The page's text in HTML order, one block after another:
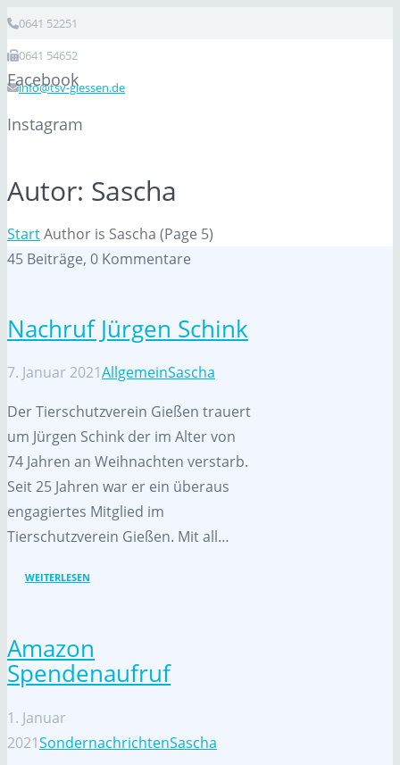
0641 52251
0641 54652
info@tsv-giessen.de
Facebook
Instagram
Autor: Sascha
StartAuthor is Sascha (Page 5)
45 Beiträge, 0 Kommentare
Nachruf Jürgen Schink
7. Januar 2021AllgemeinSascha
Der Tierschutzverein Gießen trauert
um Jürgen Schink der im Alter von
74 Jahren an Weihnachten verstarb.
Seit 25 Jahren war er ein überaus
engagiertes Mitglied im
Tierschutzverein Gießen. Mit all…
WEITERLESEN
Amazon
Spendenaufruf
1. Januar
2021SondernachrichtenSascha